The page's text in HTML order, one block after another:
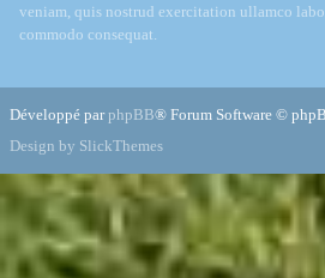
veniam, quis nostrud exercitation ullamco
commodo consequat.
Développé parphpBB® Forum Software ©
Design by SlickThemes